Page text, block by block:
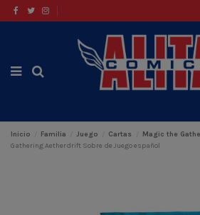
Inicio Familia Juego Cartas Magic the
Gathering Aetherdrift Sobre de Juego español